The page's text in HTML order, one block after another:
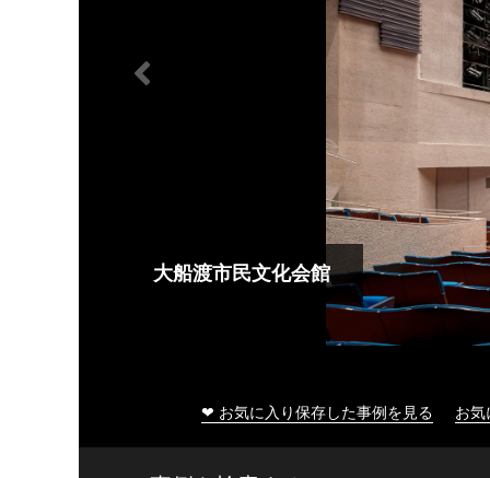
大船渡市民文化会館
❤ お気に入り保存した事例を見る お